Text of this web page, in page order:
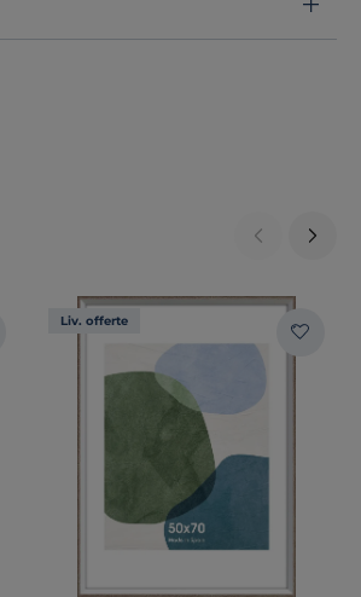
Liv. offerte